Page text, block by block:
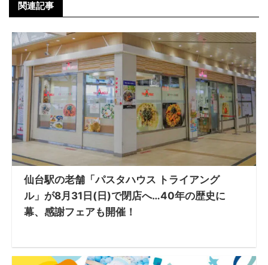
関連記事
仙台駅の老舗「パスタハウス トライアング
ル」が8月31日(日)で閉店へ…40年の歴史に
幕、感謝フェアも開催！